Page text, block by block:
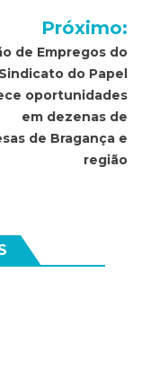
Próximo:
de Empregos do
Sindicato do Papel
oportunidades
em dezenas de
de Bragança e
região